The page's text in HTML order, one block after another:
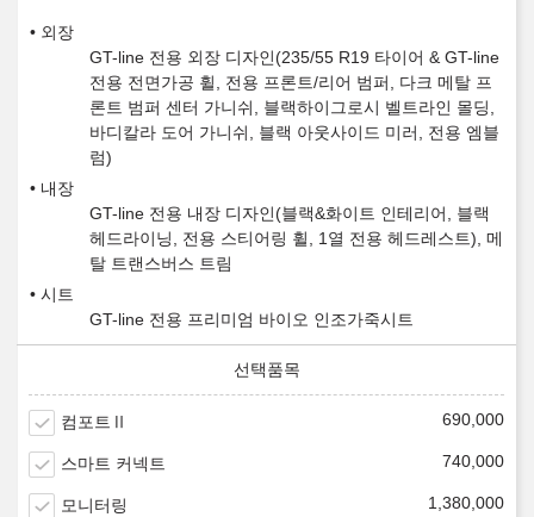
외장
GT-line 전용 외장 디자인(235/55 R19 타이어 & GT-line
전용 전면가공 휠, 전용 프론트/리어 범퍼, 다크 메탈 프
론트 범퍼 센터 가니쉬, 블랙하이그로시 벨트라인 몰딩,
바디칼라 도어 가니쉬, 블랙 아웃사이드 미러, 전용 엠블
럼)
내장
GT-line 전용 내장 디자인(블랙&화이트 인테리어, 블랙
헤드라이닝, 전용 스티어링 휠, 1열 전용 헤드레스트), 메
탈 트랜스버스 트림
시트
GT-line 전용 프리미엄 바이오 인조가죽시트
컴포트Ⅱ 690,000
스마트 커넥트 740,000
모니터링 1,380,000